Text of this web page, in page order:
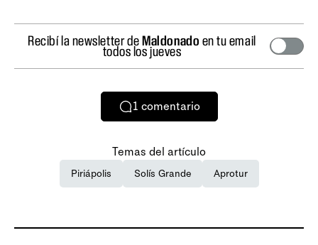
Recibí la newsletter deMaldonado en tu email
todos los jueves
1 comentario
Temas del artículo
Piriápolis Solís Grande Aprotur